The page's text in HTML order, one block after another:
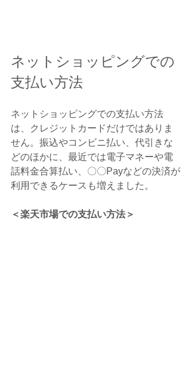
ネットショッピングでの
支払い方法
ネットショッピングでの支払い方法
は、クレジットカードだけではありま
せん。振込やコンビニ払い、代引きな
どのほかに、最近では電子マネーや電
話料金合算払い、〇〇Payなどの決済が
利用できるケースも増えました。
＜楽天市場での支払い方法＞